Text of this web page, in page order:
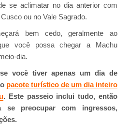
se aclimatar no dia anterior com
ou no Vale Sagrado.
bem cedo, geralmente ao
você possa chegar a Machu
dia.
você tiver apenas um dia de
pacote turístico de um dia inteiro
. Este passeio inclui tudo, então
se preocupar com ingressos,